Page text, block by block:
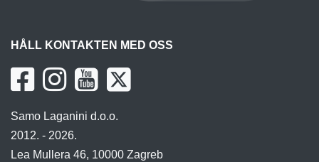
HÅLL KONTAKTEN MED OSS
Samo Laganini d.o.o.
2012. - 2026.
Lea Mullera 46, 10000 Zagreb